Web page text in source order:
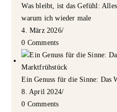
Was bleibt, ist das Gefühl:
warum ich wieder male
4. März 2026/
0 Comments
Ein Genuss für die Sinne: Das
8. April 2024/
0 Comments